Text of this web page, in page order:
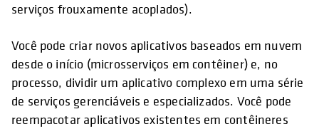
serviços frouxamente acoplados).
Você pode criar novos aplicativos baseados em nuvem
desde o início (microsserviços em contêiner) e, no
processo, dividir um aplicativo complexo em uma série
de serviços gerenciáveis e especializados. Você pode
reempacotar aplicativos existentes em contêineres